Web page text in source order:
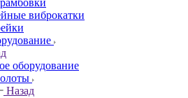
виброкатки
оборудование
Назад